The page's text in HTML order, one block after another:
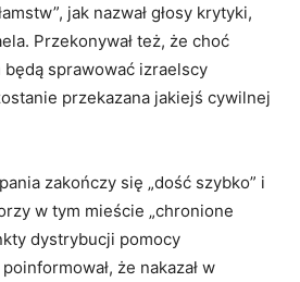
jak nazwał głosy krytyki,
Przekonywał też, że choć
sprawować izraelscy
przekazana jakiejś cywilnej
zakończy się „dość szybko” i
w tym mieście „chronione
dystrybucji pomocy
że nakazał w